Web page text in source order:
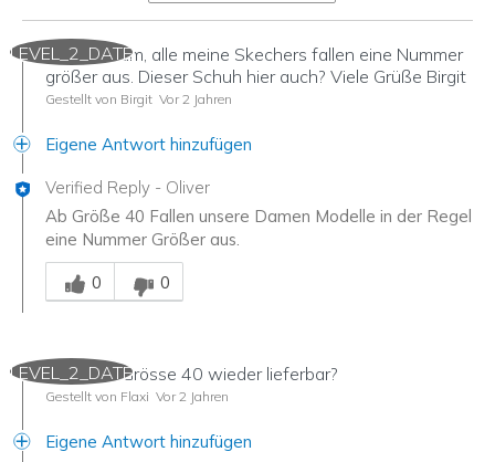
LEVEL_2_DATE
Liebes Team, alle meine Skechers fallen eine Nummer
größer aus. Dieser Schuh hier auch? Viele Grüße Birgit
Gestellt von Birgit Vor 2 Jahren
Eigene Antwort hinzufügen
Verified Reply - Oliver
Ab Größe 40 Fallen unsere Damen Modelle in der Regel
eine Nummer Größer aus.
Mitarbeiter-Gutachter
0
0
LEVEL_2_DATE
Wann ist Grösse 40 wieder lieferbar?
Gestellt von Flaxi Vor 2 Jahren
Eigene Antwort hinzufügen